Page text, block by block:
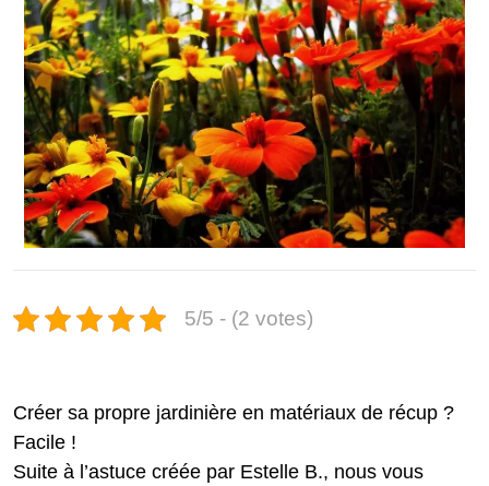
5/5 - (2 votes)
Créer sa propre jardinière en matériaux de récup ?
Facile !
Suite à l’astuce créée par Estelle B., nous vous